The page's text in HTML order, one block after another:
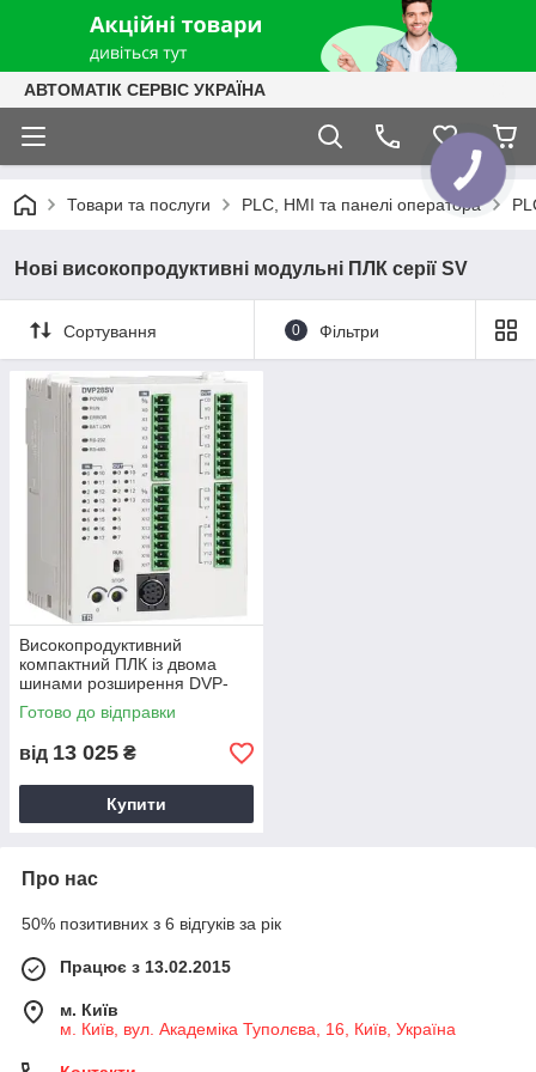
АВТОМАТІК СЕРВІС УКРАЇНА
Товари та послуги PLC, HMI та панелі оператора
Нові високопродуктивні модульні ПЛК серії SV
Сортування 0 Фільтри
Високопродуктивний
компактний ПЛК із двома
шинами розширення DVP-
SV2
Готово до відправки
від 13 025 ₴
Купити
Про нас
50% позитивних з 6 відгуків за рік
Працює з 13.02.2015
м. Київ
м. Київ, вул. Академіка Туполєва, 16, Київ, Україна
КНОПКА
ЗВ'ЯЗКУ